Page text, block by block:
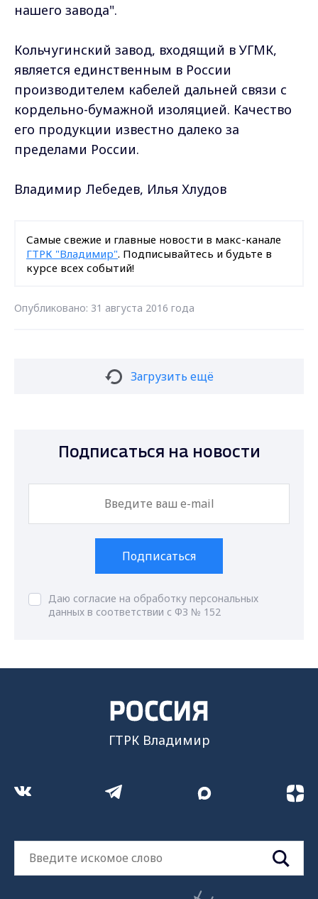
нашего завода".
Кольчугинский завод, входящий в УГМК,
является единственным в России
производителем кабелей дальней связи с
кордельно-бумажной изоляцией. Качество
его продукции известно далеко за
пределами России.
Владимир Лебедев, Илья Хлудов
Самые свежие и главные новости в макс-канале
ГТРК "Владимир". Подписывайтесь и будьте в
курсе всех событий!
Опубликовано: 31 августа 2016 года
Загрузить ещё
Подписаться на новости
Подписаться
Даю согласие на обработку персональных
данных в соответствии с ФЗ № 152
ГТРК Владимир